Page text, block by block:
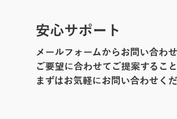
安心サポート
メールフォームからお問い合わ
ご要望に合わせてご提案すること
まずはお気軽にお問い合わせくだ